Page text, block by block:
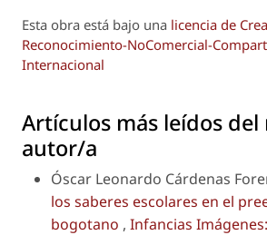
Esta obra está bajo una licencia de
Reconocimiento-NoComercial-
Internacional
Artículos más leídos del
autor/a
Óscar Leonardo Cárdenas
los saberes escolares en el
bogotano , Infancias